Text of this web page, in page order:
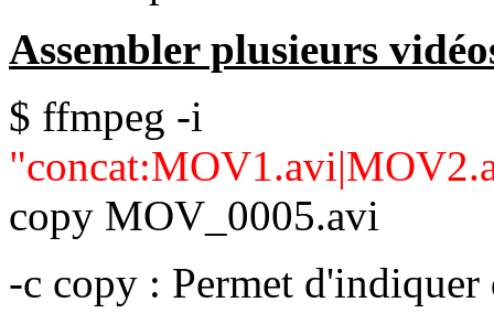
Assembler plusieurs
$ ffmpeg -i
copy MOV_0005.avi
-c copy : Permet d'indiquer